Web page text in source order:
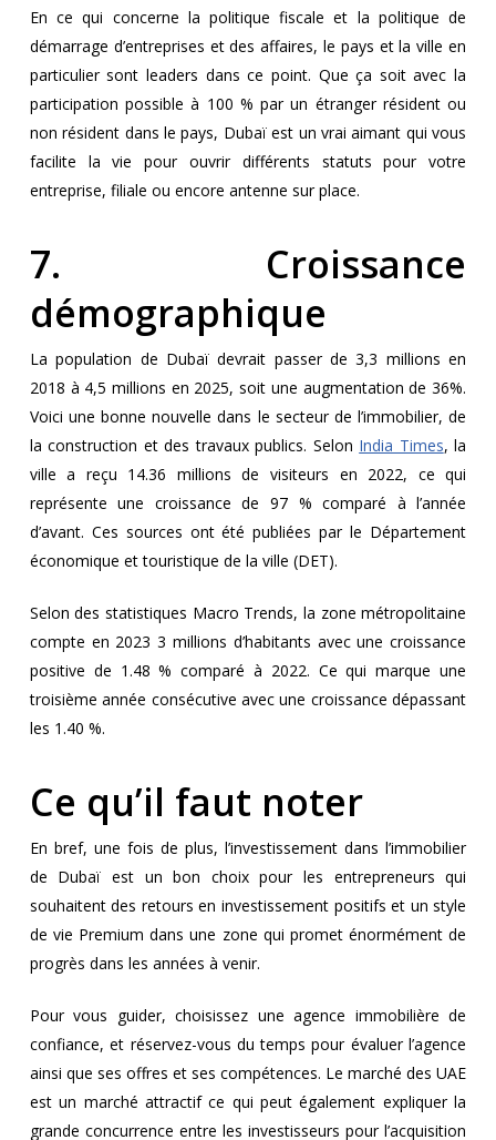
En ce qui concerne la politique fiscale et la politique de
démarrage d’entreprises et des affaires, le pays et la ville en
particulier sont leaders dans ce point. Que ça soit avec la
participation possible à 100 % par un étranger résident ou
non résident dans le pays, Dubaï est un vrai aimant qui vous
facilite la vie pour ouvrir différents statuts pour votre
entreprise, filiale ou encore antenne sur place.
7. Croissance
démographique
La population de Dubaï devrait passer de 3,3 millions en
2018 à 4,5 millions en 2025, soit une augmentation de 36%.
Voici une bonne nouvelle dans le secteur de l’immobilier, de
la construction et des travaux publics. Selon India Times, la
ville a reçu 14.36 millions de visiteurs en 2022, ce qui
représente une croissance de 97 % comparé à l’année
d’avant. Ces sources ont été publiées par le Département
économique et touristique de la ville (DET).
Selon des statistiques Macro Trends, la zone métropolitaine
compte en 2023 3 millions d’habitants avec une croissance
positive de 1.48 % comparé à 2022. Ce qui marque une
troisième année consécutive avec une croissance dépassant
les 1.40 %.
Ce qu’il faut noter
En bref, une fois de plus, l’investissement dans l’immobilier
de Dubaï est un bon choix pour les entrepreneurs qui
souhaitent des retours en investissement positifs et un style
de vie Premium dans une zone qui promet énormément de
progrès dans les années à venir.
Pour vous guider, choisissez une agence immobilière de
confiance, et réservez-vous du temps pour évaluer l’agence
ainsi que ses offres et ses compétences. Le marché des UAE
est un marché attractif ce qui peut également expliquer la
grande concurrence entre les investisseurs pour l’acquisition